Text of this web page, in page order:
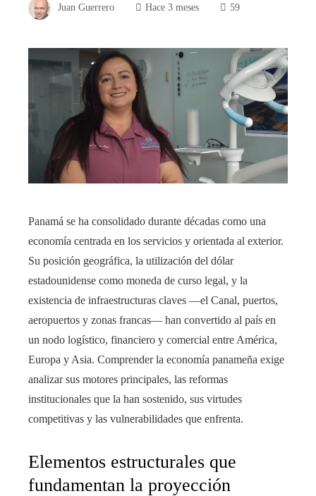
Juan Guerrero Hace 3 meses 59
Panamá se ha consolidado durante décadas como una
economía centrada en los servicios y orientada al exterior.
Su posición geográfica, la utilización del dólar
estadounidense como moneda de curso legal, y la
existencia de infraestructuras claves —el Canal, puertos,
aeropuertos y zonas francas— han convertido al país en
un nodo logístico, financiero y comercial entre América,
Europa y Asia. Comprender la economía panameña exige
analizar sus motores principales, las reformas
institucionales que la han sostenido, sus virtudes
competitivas y las vulnerabilidades que enfrenta.
Elementos estructurales que
fundamentan la proyección